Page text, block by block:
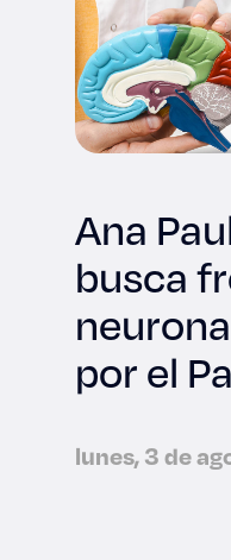
Ana
busca
por el
lunes, 3 de